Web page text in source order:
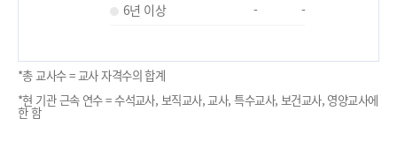
6년 이상
- -
*총 교사수 = 교사 자격수의 합계
*현 기관 근속 연수 = 수석교사, 보직교사, 교사, 특수교사, 보건교사, 영양교사에
한 함